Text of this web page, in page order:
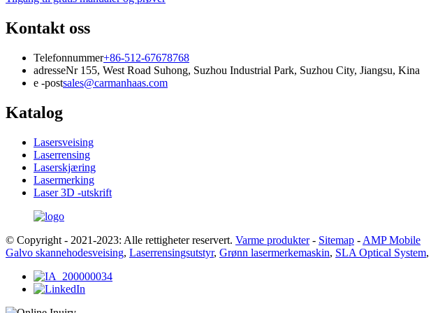
Kontakt oss
Telefonnummer+86-512-67678768
adresseNr 155, West Road Suhong, Suzhou Industrial Park, Suzhou City, Jiangsu, Kina
e -postsales@carmanhaas.com
Katalog
Lasersveising
Laserrensing
Laserskjæring
Lasermerking
Laser 3D -utskrift
© Copyright - 2021-2023: Alle rettigheter reservert. Varme produkter- Sitemap - AMP Mobile
Galvo skannehodesveising, Laserrensingsutstyr, Grønn lasermerkemaskin, SLA Optical System,